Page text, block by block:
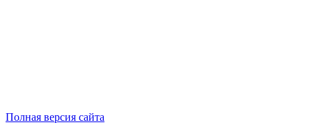
Полная версия сайта